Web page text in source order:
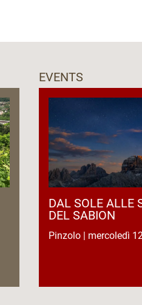
EVENTS
DAL SOLE ALLE
DEL SABION
Pinzolo | mercoledì